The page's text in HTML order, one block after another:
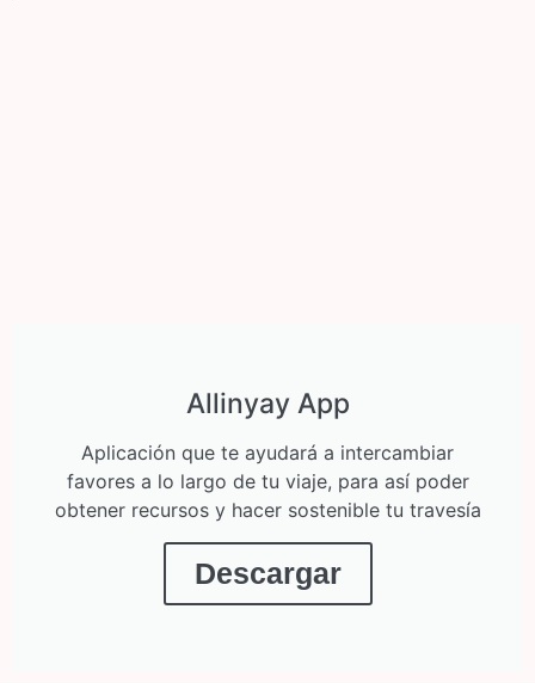
Allinyay App
Aplicación que te ayudará a intercambiar
favores a lo largo de tu viaje, para así poder
obtener recursos y hacer sostenible tu travesía
Descargar